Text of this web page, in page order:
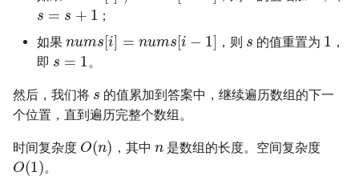
29. 顺时针打印矩阵
30. 包含 min 函数的栈
31. 栈的压入、弹出序列
32.1. 从上到下打印二叉树
32.2. 从上到下打印二叉树 II
24. 反转链表
25. 链表中的两数相加
26. 重排链表
27. 回文链表
28. 展平多级双向链表
4.4. 检查平衡性
4.5. 合法二叉搜索树
4.8. 首个共同祖先
4.9. 二叉搜索树序列
；
如果
s[ s[ 1
，则 的值重置为
，
即
s=1
。
然后，我们将
的值累加到答案中，继续遍历数组的下一
个位置，直到遍历完整个数组。
时间复杂度
O ( n)
，其中 是数组的长度。空间复杂度
O(1)
。